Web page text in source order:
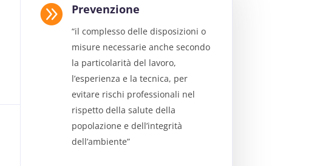
 Prevenzione
“il complesso delle disposizioni o
misure necessarie anche secondo
la particolarità del lavoro,
l’esperienza e la tecnica, per
evitare rischi professionali nel
rispetto della salute della
popolazione e dell’integrità
dell’ambiente”